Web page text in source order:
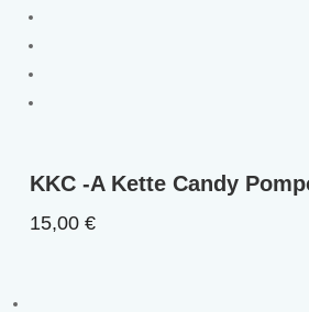
KKC -A Kette Candy
15,00€